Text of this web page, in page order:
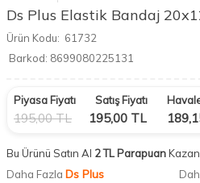
Ds Plus Elastik Bandaj
Ürün Kodu: 61732
Barkod: 8699080225131
Piyasa Fiyatı
195,00TL
Satış Fiyatı
195,00 TL
Bu Ürünü Satın Al 2 TL ParapuanKazan
Daha Fazla Ds Plus